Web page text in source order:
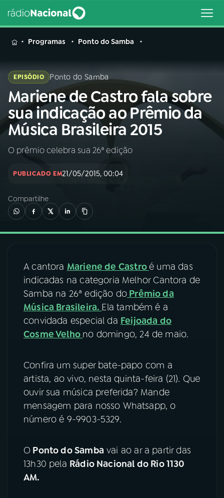
MENU
Buscar
na
Rádio
Nacional
Buscar
AO VIVO
02 A RÁDIO
04PROGRAMAS
05PODCASTS
07ÚLTIMAS
FESTIVAL DE MÚSICA
YouTube Facebook
Programas Ponto do Samba
EPISÓDIO Ponto do Samba
Mariene de Castro fala sobre
sua indicação ao Prêmio da
Música Brasileira 2015
O prêmio celebra sua 26ª edição
PUBLICADO EM21/05/2015, 00:04
Compartilhe
A cantora Mariene de Castroé uma das
indicadas na categoria Melhor Cantora de
Samba na 26ª edição doPrêmio da
Música Brasileira. Ela também é a
convidada especial da Feijoada do
Cosme Velho no domingo, 24 de maio.
Confira um super bate-papo com a
artista, ao vivo, nesta quinta-feira (21). Que
ouvir sua música preferida? Mande
mensagem para nosso Whatsapp, o
número é 9-9903-5329.
O Ponto do Samba vai ao ar a partir das
13h30 pela Rádio Nacional do Rio 1130
AM.